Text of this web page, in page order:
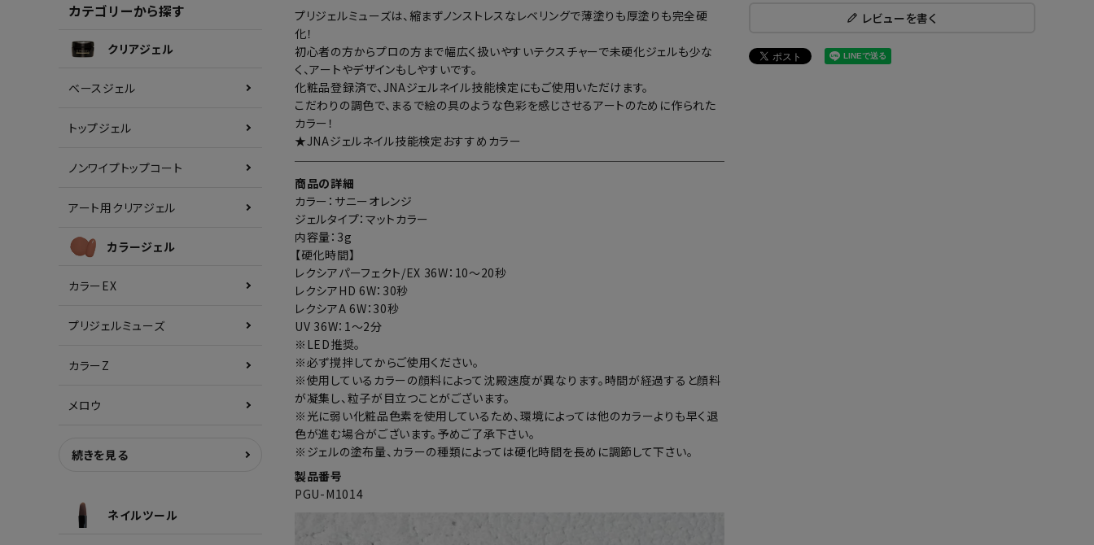
カテゴリーから探す
クリアジェル
ベースジェル
トップジェル
ノンワイプトップコート
アート用クリアジェル
カラージェル
カラーEX
プリジェルミューズ
カラーZ
メロウ
続きを見る
ネイルツール
プリジェルミューズは、縮まずノンストレスなレベリングで薄塗りも厚塗りも完全硬
化！
初心者の方からプロの方まで幅広く扱いやすいテクスチャーで未硬化ジェルも少な
く、アートやデザインもしやすいです。
化粧品登録済で、JNAジェルネイル技能検定にもご使用いただけます。
こだわりの調色で、まるで絵の具のような色彩を感じさせるアートのために作られた
カラー！
★JNAジェルネイル技能検定おすすめカラー
商品の詳細
カラー：サニーオレンジ
ジェルタイプ：マットカラー
内容量：3g
【硬化時間】
レクシアパーフェクト/EX 36W：10～20秒
レクシアHD 6W：30秒
レクシアA 6W：30秒
UV 36W：1～2分
※LED推奨。
※必ず撹拌してからご使用ください。
※使用しているカラーの顔料によって沈殿速度が異なります。時間が経過すると顔料
が凝集し、粒子が目立つことがございます。
※光に弱い化粧品色素を使用しているため、環境によっては他のカラーよりも早く退
色が進む場合がございます。予めご了承下さい。
※ジェルの塗布量、カラーの種類によっては硬化時間を長めに調節して下さい。
製品番号
PGU-M1014
レビューを書く